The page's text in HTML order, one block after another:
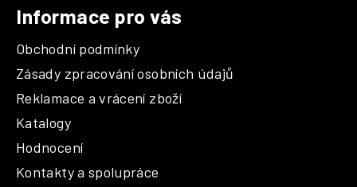
Informace pro vás
Obchodní podmínky
Zásady zpracování osobních údajů
Reklamace a vrácení zboží
Katalogy
Hodnocení
Kontakty a spolupráce